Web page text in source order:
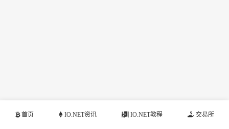
首页 IO.NET资讯 IO.NET教程 交易所